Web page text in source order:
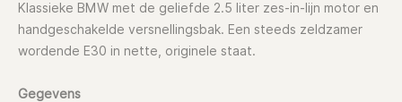
Klassieke BMW met de geliefde 2.5 liter zes-in-lijn motor en
handgeschakelde versnellingsbak. Een steeds zeldzamer
wordende E30 in nette, originele staat.
Gegevens